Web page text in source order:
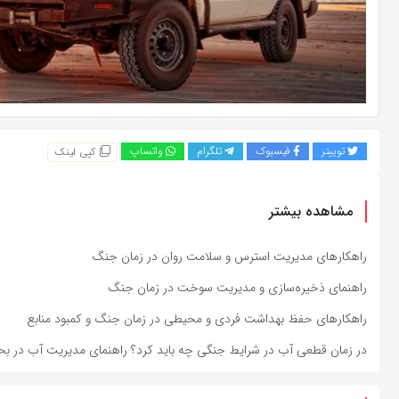
توییتر فیسبوک تلگرام واتساپ کپی لینک
مشاهده بیشتر
راهکارهای مدیریت استرس و سلامت روان در زمان جنگ
راهنمای ذخیره‌سازی و مدیریت سوخت در زمان جنگ
راهکارهای حفظ بهداشت فردی و محیطی در زمان جنگ و کمبود منابع
در زمان قطعی آب در شرایط جنگی چه باید کرد؟ راهنمای مدیریت آب در